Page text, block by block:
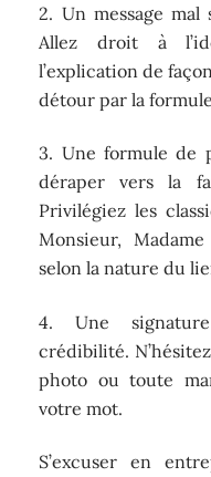
2. Un message
Allez droit à
l’explication de
détour par la
3. Une formule de
déraper vers la
Privilégiez les
Monsieur,
selon la nature du
4. Une
crédibilité.
photo ou toute
votre mot.
S’excuser en